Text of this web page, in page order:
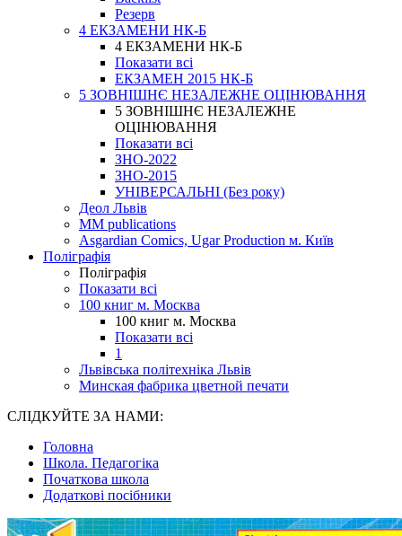
Резерв
4 ЕКЗАМЕНИ НК-Б
4 ЕКЗАМЕНИ НК-Б
Показати всі
ЕКЗАМЕН 2015 НК-Б
5 ЗОВНІШНЄ НЕЗАЛЕЖНЕ ОЦІНЮВАННЯ
5 ЗОВНІШНЄ НЕЗАЛЕЖНЕ
ОЦІНЮВАННЯ
Показати всі
ЗНО-2022
ЗНО-2015
УНІВЕРСАЛЬНІ (Без року)
Деол Львів
MM publications
Asgardian Comics, Ugar Production м. Київ
Поліграфія
Поліграфія
Показати всі
100 книг м. Москва
100 книг м. Москва
Показати всі
1
Львівська політехніка Львів
Минская фабрика цветной печати
СЛІДКУЙТЕ ЗА НАМИ:
Головна
Школа. Педагогіка
Початкова школа
Додаткові посібники